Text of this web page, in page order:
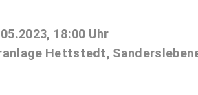
18:00 Uhr
Hettstedt,